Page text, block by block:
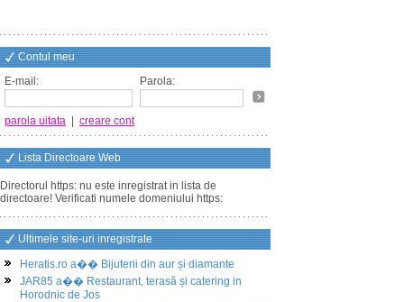
Contul meu
E-mail:
Parola:
parola uitata creare cont
Lista Directoare Web
Directorul https: nu este inregistrat in lista de
directoare! Verificati numele domeniului https:
Ultimele site-uri inregistrate
Heratis.ro a�� Bijuterii din aur și diamante
JAR85 a�� Restaurant, terasă și catering in
Horodnic de Jos